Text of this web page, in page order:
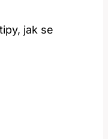
jak se